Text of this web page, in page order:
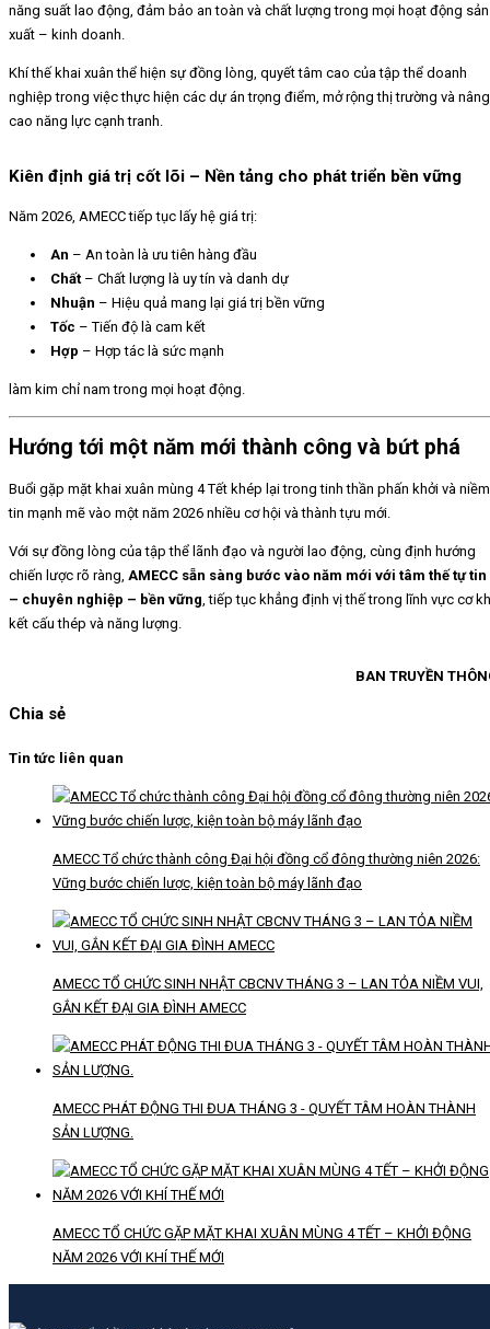
năng suất lao động, đảm bảo an toàn và chất lượng trong mọi hoạt động sản
xuất – kinh doanh.
Khí thế khai xuân thể hiện sự đồng lòng, quyết tâm cao của tập thể doanh
nghiệp trong việc thực hiện các dự án trọng điểm, mở rộng thị trường và nâng
cao năng lực cạnh tranh.
Kiên định giá trị cốt lõi – Nền tảng cho phát triển bền vững
Năm 2026, AMECC tiếp tục lấy hệ giá trị:
An – An toàn là ưu tiên hàng đầu
Chất – Chất lượng là uy tín và danh dự
Nhuận – Hiệu quả mang lại giá trị bền vững
Tốc – Tiến độ là cam kết
Hợp – Hợp tác là sức mạnh
làm kim chỉ nam trong mọi hoạt động.
Hướng tới một năm mới thành công và bứt phá
Buổi gặp mặt khai xuân mùng 4 Tết khép lại trong tinh thần phấn khởi và niềm
tin mạnh mẽ vào một năm 2026 nhiều cơ hội và thành tựu mới.
Với sự đồng lòng của tập thể lãnh đạo và người lao động, cùng định hướng
chiến lược rõ ràng, AMECC sẵn sàng bước vào năm mới với tâm thế tự tin
– chuyên nghiệp – bền vững, tiếp tục khẳng định vị thế trong lĩnh vực cơ
kết cấu thép và năng lượng.
BAN TRUYỀN
Chia sẻ
Tin tức liên quan
AMECC Tổ chức thành công Đại hội đồng cổ đông thường niên 2026:
Vững bước chiến lược, kiện toàn bộ máy lãnh đạo
AMECC TỔ CHỨC SINH NHẬT CBCNV THÁNG 3 – LAN TỎA NIỀM VUI,
GẮN KẾT ĐẠI GIA ĐÌNH AMECC
AMECC PHÁT ĐỘNG THI ĐUA THÁNG 3 - QUYẾT TÂM HOÀN THÀNH
SẢN LƯỢNG.
AMECC TỔ CHỨC GẶP MẶT KHAI XUÂN MÙNG 4 TẾT – KHỞI ĐỘNG
NĂM 2026 VỚI KHÍ THẾ MỚI